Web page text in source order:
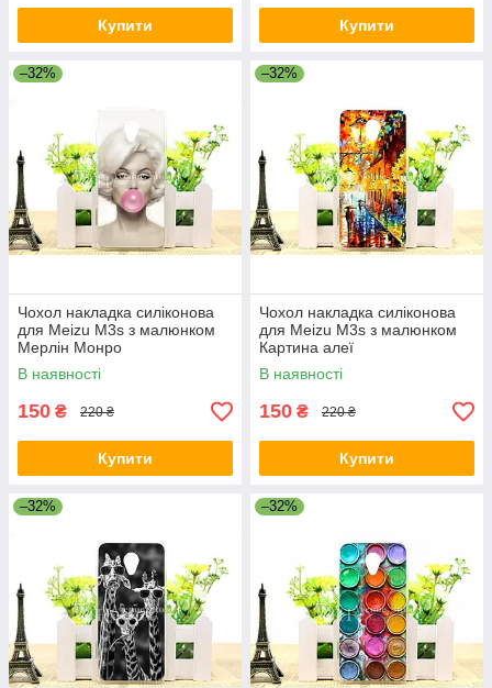
Купити Купити
–32%
Чохол накладка силіконова
для Meizu M3s з малюнком
Мерлін Монро
В наявності
150 ₴ 220 ₴
Купити
–32%
Чохол накладка силіконова
для Meizu M3s з малюнком
Картина алеї
В наявності
150 ₴ 220 ₴
Купити
–32% –32%